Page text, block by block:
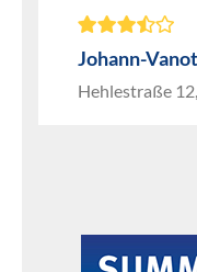
Johann-
Hehlestraße